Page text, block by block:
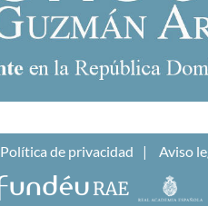
Política de privacidad Aviso